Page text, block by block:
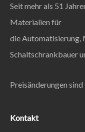
Seit mehr als 51
Materialien für
die Automatisierung,
Schaltschrankbauer
Preisänderungen
Kontakt